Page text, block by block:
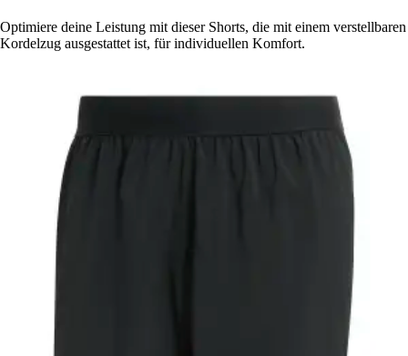
Optimiere deine Leistung mit dieser Shorts, die mit einem verstellbaren
Kordelzug ausgestattet ist, für individuellen Komfort.